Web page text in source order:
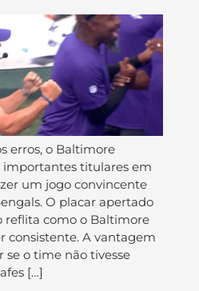
erros, o Baltimore
importantes titulares em
um jogo convincente
O placar apertado
reflita como o Baltimore
consistente. A vantagem
se o time não tivesse
[…]